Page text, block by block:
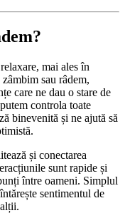
mai ales în
sau râdem,
care ne dau o stare de
controla toate
binevenită și ne ajută să
și conectarea
sunt rapide și
între oameni. Simplul
sentimentul de